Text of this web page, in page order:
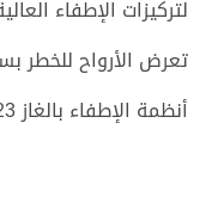
لتركيزات الإطفاء
تعرض الأرواح للخطر
أنظمة الإطفاء بالغاز 2023